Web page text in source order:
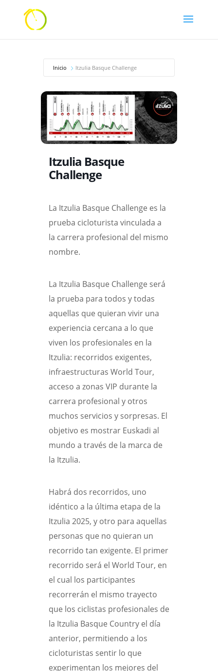
Inicio Itzulia Basque Challenge
Itzulia Basque
Challenge
La Itzulia Basque Challenge es la
prueba cicloturista vinculada a
la carrera profesional del mismo
nombre.
La Itzulia Basque Challenge será
la prueba para todos y todas
aquellas que quieran vivir una
experiencia cercana a lo que
viven los profesionales en la
Itzulia: recorridos exigentes,
infraestructuras World Tour,
acceso a zonas VIP durante la
carrera profesional y otros
muchos servicios y sorpresas. El
objetivo es mostrar Euskadi al
mundo a través de la marca de
la Itzulia.
Habrá dos recorridos, uno
idéntico a la última etapa de la
Itzulia 2025, y otro para aquellas
personas que no quieran un
recorrido tan exigente. El primer
recorrido será el World Tour, en
el cual los participantes
recorrerán el mismo trayecto
que los ciclistas profesionales de
la Itzulia Basque Country el día
anterior, permitiendo a los
cicloturistas sentir lo que
experimentan los mejores del